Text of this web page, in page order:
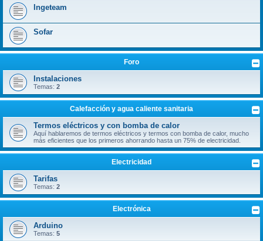
Ingeteam
Sofar
Foro
Instalaciones
Temas: 2
Calefacción y agua caliente sanitaria
Termos eléctricos y con bomba de calor
Aquí hablaremos de termos eléctricos y termos con bomba de calor, mucho
más eficientes que los primeros ahorrando hasta un 75% de electricidad.
Electricidad
Tarifas
Temas: 2
Electrónica
Arduino
Temas: 5